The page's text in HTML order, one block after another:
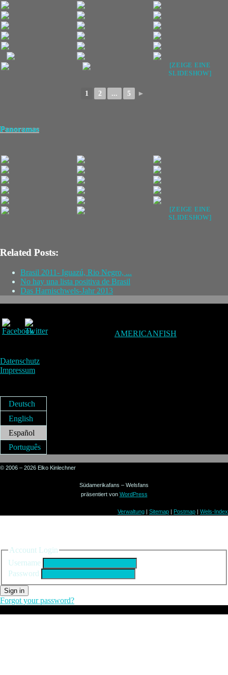
[ZEIGE EINE
SLIDESHOW]
1 2 ... 5 ►
Panoramas
[ZEIGE EINE
SLIDESHOW]
Related Posts:
Brasil 2011- Iguazú, Rio Negro, ...
No hay una lista positiva de Brasil
Das Harnischwels-Jahr 2013
AMERICANFISH
Datenschutz
Impressum
Deutsch
English
Español
Português
© 2006 – 2026 Elko Kinlechner
Südamerikafans – Welsfans
präsentiert von WordPress
Verwaltung | Sitemap | Postmap | Wels-Index
Account Login
Username
Password
Sign in
Forgot your password?